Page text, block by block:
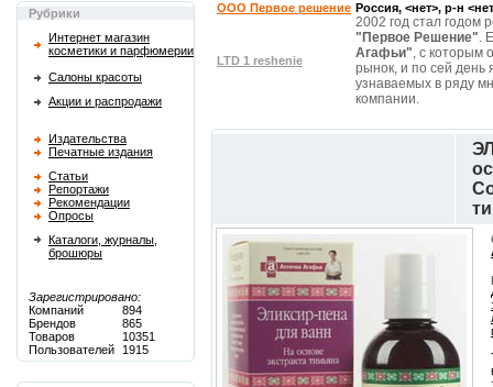
Рубрики
Интернет магазин
косметики и парфюмерии
Салоны красоты
Акции и распродажи
Издательства
Печатные издания
Статьи
Репортажи
Рекомендации
Опросы
Каталоги, журналы,
брошюры
Зарегистрировано:
Компаний
894
Брендов
865
Товаров
10351
Пользователей
1915
ООО Первое решение Россия, <нет>, р-н
LTD 1 reshenie
2002 год стал годом
"Первое Решение".
Агафьи", с которым
рынок, и по сей день
узнаваемых в ряду
компании.